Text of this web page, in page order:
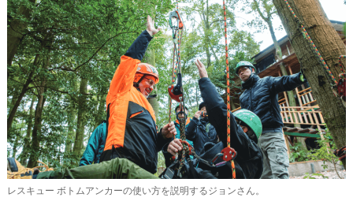
レスキュー ボトムアンカーの使い方を説明するジョンさん。